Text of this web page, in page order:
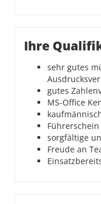
Ihre
sehr gutes
gutes
MS-Office
Führerschein
sorgfältige
Freude an